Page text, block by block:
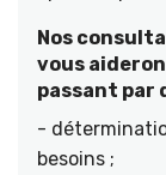
Nos
vous
passant par
-
besoins ;